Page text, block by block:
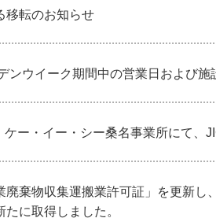
移転のお知らせ
ンウイーク期間中の営業日および
ケー・イー・シー桑名事業所にて、
廃棄物収集運搬業許可証」を更新し
に取得しました。